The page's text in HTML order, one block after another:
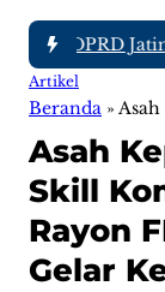
DPRD
Artikel
Beranda »
Asah
Skill
Rayon
Gelar